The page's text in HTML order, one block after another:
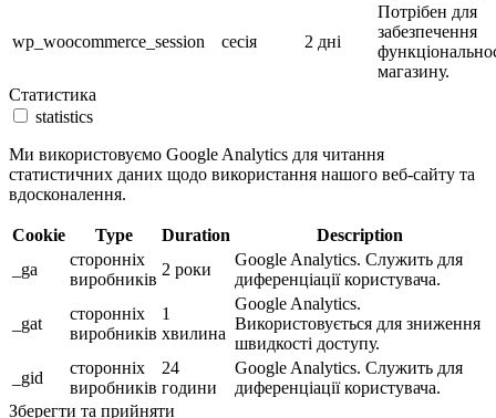
wp_woocommerce_session сесія 2 дні
Потрібен для
забезпечення
магазину.
Статистика
statistics
Ми використовуємо Google Analytics для читання
статистичних даних щодо використання нашого веб-сайту та
вдосконалення.
Cookie Type Duration
Description
_ga
сторонніх
виробників
2 роки
Google Analytics. Служить для
диференціації користувача.
_gat
сторонніх
виробників
1
хвилина
Google Analytics.
Використовується для зниження
швидкості доступу.
_gid
сторонніх
виробників
24
години
Google Analytics. Служить для
диференціації користувача.
Зберегти та прийняти